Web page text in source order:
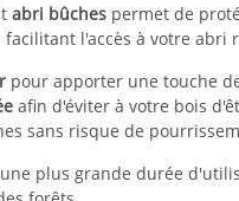
abri bûchespermet de
l'accès à votre abri
pour apporter une touche
afin d'éviter à votre bois
sans risque de
plus grande durée